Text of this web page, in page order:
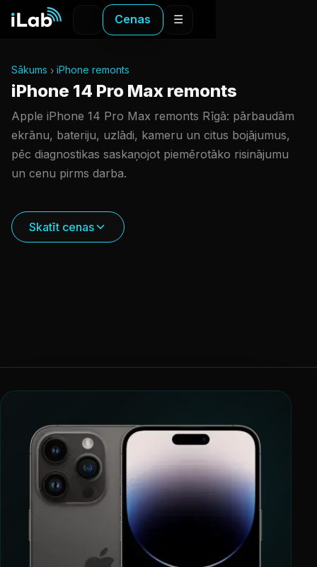
Cenas ☰
Sākums iPhone remonts
iPhone 14 Pro Max remonts
Apple iPhone 14 Pro Max remonts Rīgā: pārbaudām
ekrānu, bateriju, uzlādi, kameru un citus bojājumus,
pēc diagnostikas saskaņojot piemērotāko risinājumu
un cenu pirms darba.
Skatīt cenas